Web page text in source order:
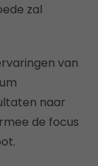
zal
van
naar
de focus